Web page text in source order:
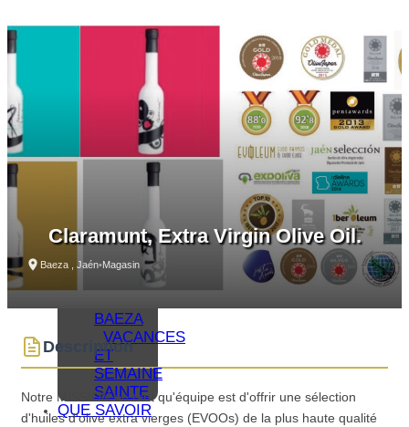
VOIR –
MONUMENTS
VOIR –
LAGUNA
GRANDE
VISITES
VIRTUELLES
ITINÉRAIRES
GUIDES
MONUMENTAUX
OLÉOTOURISME
GASTRONOMIE
BAEZA
VACANCES
ET
SEMAINE
SAINTE
QUE SAVOIR
Claramunt, Extra Virgin Olive Oil.
Baeza , Jaén•Magasin
Description
Notre MISSION en tant qu'équipe est d'offrir une sélection
d'huiles d'olive extra vierges (EVOOs) de la plus haute qualité